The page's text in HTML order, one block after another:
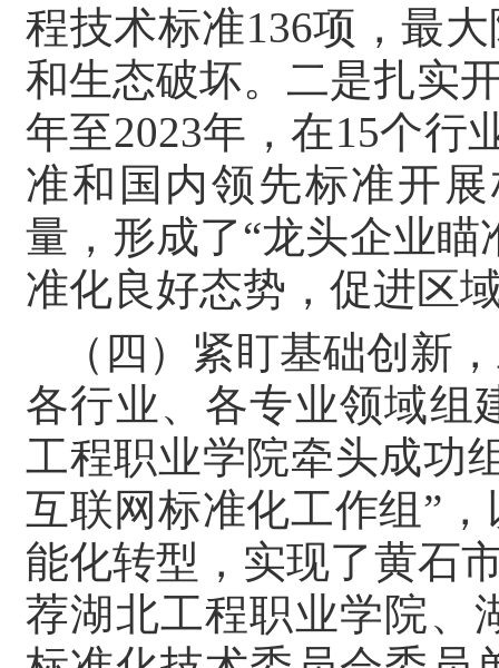
程技术标准136项，最
和生态破坏。二是扎实
年至2023年，在15个行
准和国内领先标准开
量，形成了“龙头企业
准化良好态势，促进区
（四）紧盯基础创新
各行业、各专业领域组
工程职业学院牵头成功
互联网标准化工作组”
能化转型，实现了黄石
荐湖北工程职业学院、